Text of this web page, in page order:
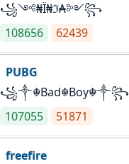
꧁༺₦Ї₦ℑ₳༻꧂
108656
62439
PUBG
꧁༒☬Bad☬Boy☬༒꧂
107055
51871
freefire